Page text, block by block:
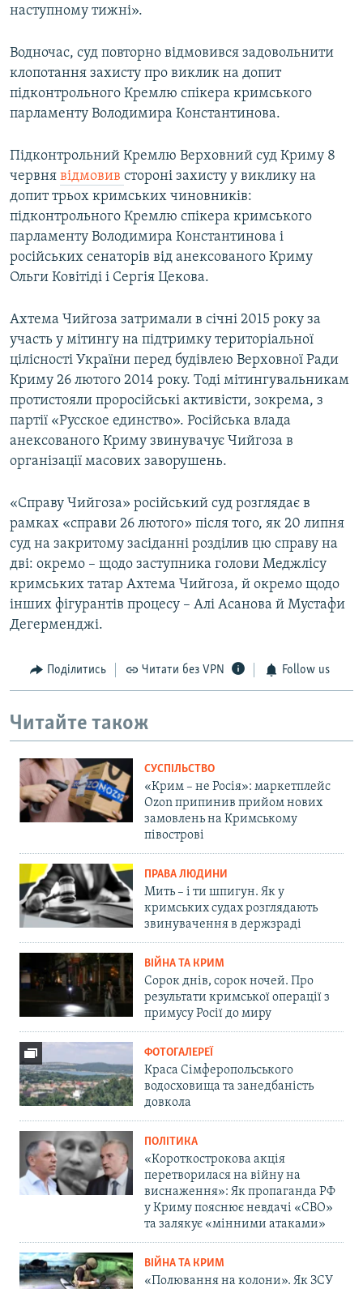
наступному тижні».
Водночас, суд повторно відмовився задовольнити
клопотання захисту про виклик на допит
підконтрольного Кремлю спікера кримського
парламенту Володимира Константинова.
Підконтрольний Кремлю Верховний суд Криму 8
червня відмовив стороні захисту у виклику на
допит трьох кримських чиновників:
підконтрольного Кремлю спікера кримського
парламенту Володимира Константинова і
російських сенаторів від анексованого Криму
Ольги Ковітіді і Сергія Цекова.
Ахтема Чийгоза затримали в січні 2015 року за
участь у мітингу на підтримку територіальної
цілісності України перед будівлею Верховної Ради
Криму 26 лютого 2014 року. Тоді мітингувальникам
протистояли проросійські активісти, зокрема, з
партії «Русское единство». Російська влада
анексованого Криму звинувачує Чийгоза в
організації масових заворушень.
«Справу Чийгоза» російський суд розглядає в
рамках «справи 26 лютого» після того, як 20 липня
суд на закритому засіданні розділив цю справу на
дві: окремо – щодо заступника голови Меджлісу
кримських татар Ахтема Чийгоза, й окремо щодо
інших фігурантів процесу – Алі Асанова й Мустафи
Дегерменджі.
Поділитись Читати без VPN Follow us
Читайте також
СУСПІЛЬСТВО
«Крим – не Росія»: маркетплейс
Ozon припинив прийом нових
замовлень на Кримському
півострові
ПРАВА ЛЮДИНИ
Мить – і ти шпигун. Як у
кримських судах розглядають
звинувачення в держзраді
ВІЙНА ТА КРИМ
Сорок днів, сорок ночей. Про
результати кримської операції з
примусу Росії до миру
ФОТОГАЛЕРЕЇ
Краса Сімферопольського
водосховища та занедбаність
довкола
ПОЛІТИКА
«Короткострокова акція
перетворилася на війну на
виснаження»: Як пропаганда РФ
у Криму пояснює невдачі «СВО»
та залякує «мінними атаками»
ВІЙНА ТА КРИМ
«Полювання на колони». Як ЗСУ